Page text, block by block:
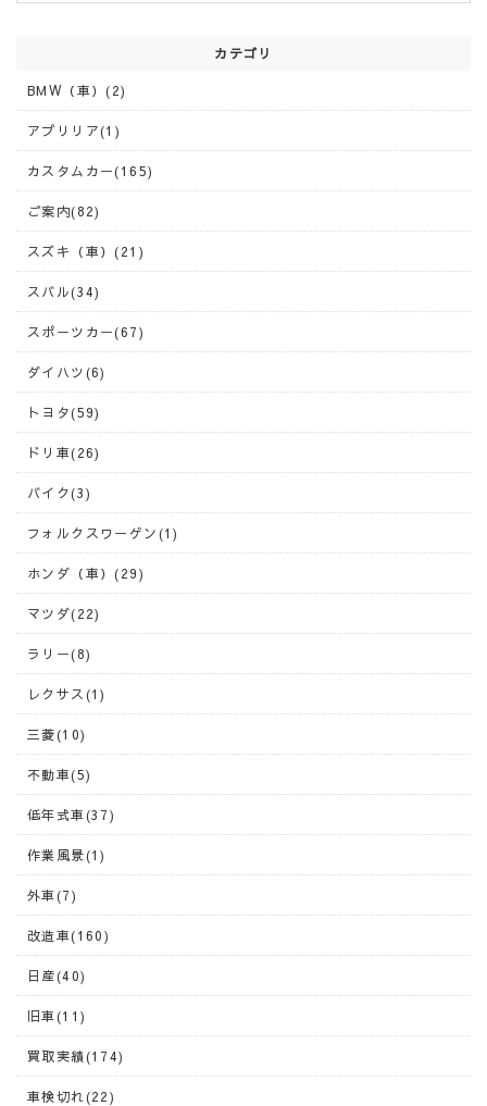
カテゴリ
BMW（車）(2)
アプリリア(1)
カスタムカー(165)
ご案内(82)
スズキ（車）(21)
スバル(34)
スポーツカー(67)
ダイハツ(6)
トヨタ(59)
ドリ車(26)
バイク(3)
フォルクスワーゲン(1)
ホンダ（車）(29)
マツダ(22)
ラリー(8)
レクサス(1)
三菱(10)
不動車(5)
低年式車(37)
作業風景(1)
外車(7)
改造車(160)
日産(40)
旧車(11)
買取実績(174)
車検切れ(22)